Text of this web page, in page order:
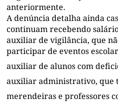
anteriormente.
A denúncia detalha ainda
continuam recebendo
auxiliar de vigilância, que
participar de eventos
auxiliar de alunos com
auxiliar administrativo, que
merendeiras e professores